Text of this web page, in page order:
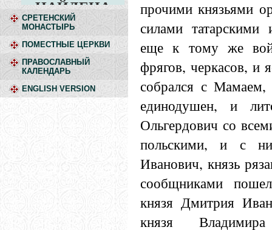
СРЕТЕНСКИЙ
МОНАСТЫРЬ
ПОМЕСТНЫЕ ЦЕРКВИ
ПРАВОСЛАВНЫЙ
КАЛЕНДАРЬ
ENGLISH VERSION
прочими князьями
силами
еще к тому же
фрягов, черкасов, и
собрался с
единодушен, и
Ольгердович со
польскими, и с
Иванович, князь
сообщниками
князя Дмитрия
князя